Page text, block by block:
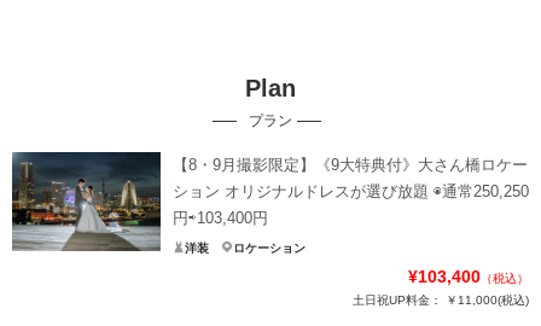
Plan
プラン
【8・9月撮影限定】《9大特典付》大さん橋ロケー
ション オリジナルドレスが選び放題 ◉通常250,250
円⇨103,400円
洋装 ロケーション
¥103,400 （税込）
土日祝UP料金：
￥11,000(税込)